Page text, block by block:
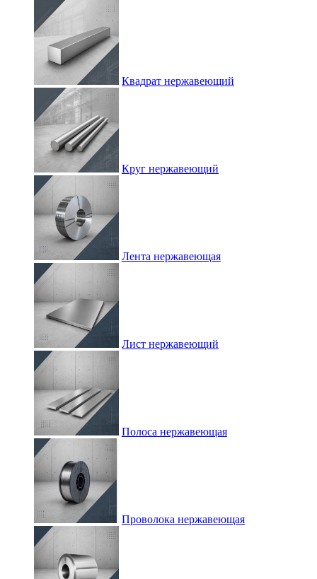
Квадрат нержавеющий
Круг нержавеющий
Лента нержавеющая
Лист нержавеющий
Полоса нержавеющая
Проволока нержавеющая